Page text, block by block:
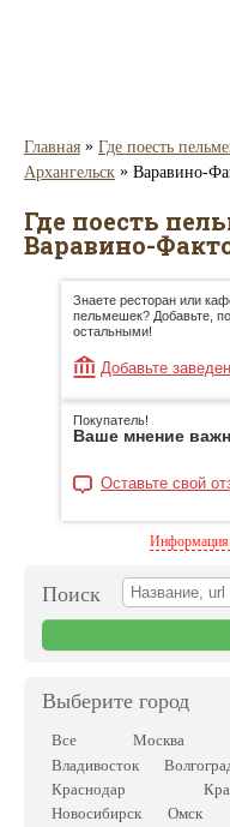
Главная » Где поесть
Архангельск » Варавино-
Где поесть
Варавино-
Знаете ресторан или
пельмешек? Добавьте,
остальными!
Добавьте
Покупатель!
Ваше мнение
Оставьте свой
Информация
Поиск
Выберите город
Все Москва
Владивосток
Краснодар
Новосибирск
Омск